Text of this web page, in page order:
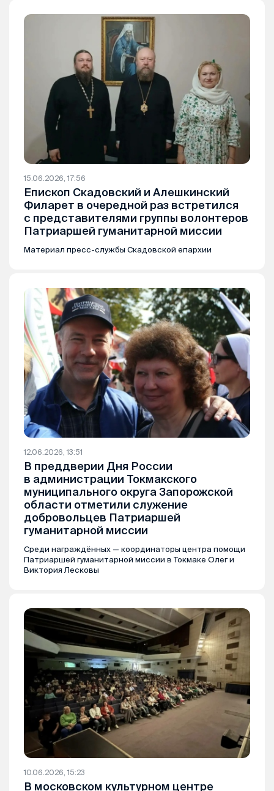
15.06.2026, 17:56
Епископ Скадовский и Алешкинский
Филарет в очередной раз встретился
с представителями группы волонтеров
Патриаршей гуманитарной миссии
Материал пресс-службы Скадовской епархии
12.06.2026, 13:51
В преддверии Дня России
в администрации Токмакского
муниципального округа Запорожской
области отметили служение
добровольцев Патриаршей
гуманитарной миссии
Среди награждённых — координаторы центра помощи
Патриаршей гуманитарной миссии в Токмаке Олег и
Виктория Лесковы
10.06.2026, 15:23
В московском культурном центре